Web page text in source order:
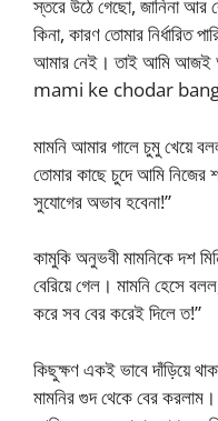
স্তরে উঠে গেছো, জানিনা আর
কিনা, কারণ তোমার নির্ধারিত
আমার নেই। তাই আমি আজই
mami ke chodar
মামনি আমার গালে চুমু খেয়ে
তোমার কাছে চুদে আমি নিজের
সুযোগের অভাব হবেনা!”
কামুকি অনুভবী মামনিকে দশ
বেরিয়ে গেল। মামনি হেসে
করে সব বের করেই দিলে ত!”
কিছুক্ষণ একই ভাবে দাঁড়িয়ে
মামনির গুদ থেকে বের